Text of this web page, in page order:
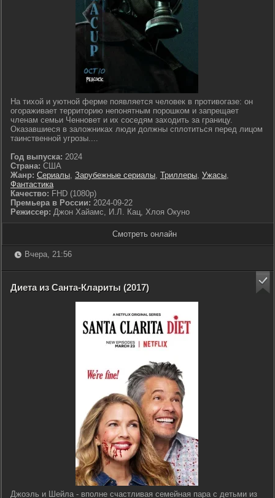
На тихой и уютной ферме появляется человек в противогазе: он
огораживает территорию непонятным порошком и запрещает
членам семьи Ченновет и их соседям заходить за границу.
Оказавшиеся в заложниках люди должны сплотиться перед лицом
таинственной угрозы....
Год выпуска: 2024
Страна: США
Жанр: Сериалы, Зарубежные сериалы, Триллеры, Ужасы,
Фантастика
Качество: FHD (1080p)
Премьера в России: 2024-09-22
Режиссер: Джон Хайамс, И.Л. Кац, Хлоя Окуно
Смотреть онлайн
Вчера, 21:56
Диета из Санта-Клариты (2017)
Джоэль и Шейла - вполне счастливая семейная пара с детьми из